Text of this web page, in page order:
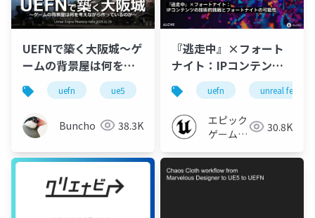
UEFNで築く大阪城～ゲ
ームの背景屋は何を考
えながら作っているの
か～
uefn ue5 unreal engine
Buncho 38.3K
『逃走中』×フォート
ナイト：IPコンテンツ
の技術的挑戦とフォー
トナイトの可能性
【UNREAL FEST 2024
TOKYO】
uefn unreal fest
エピック
ゲームズ
30.8K